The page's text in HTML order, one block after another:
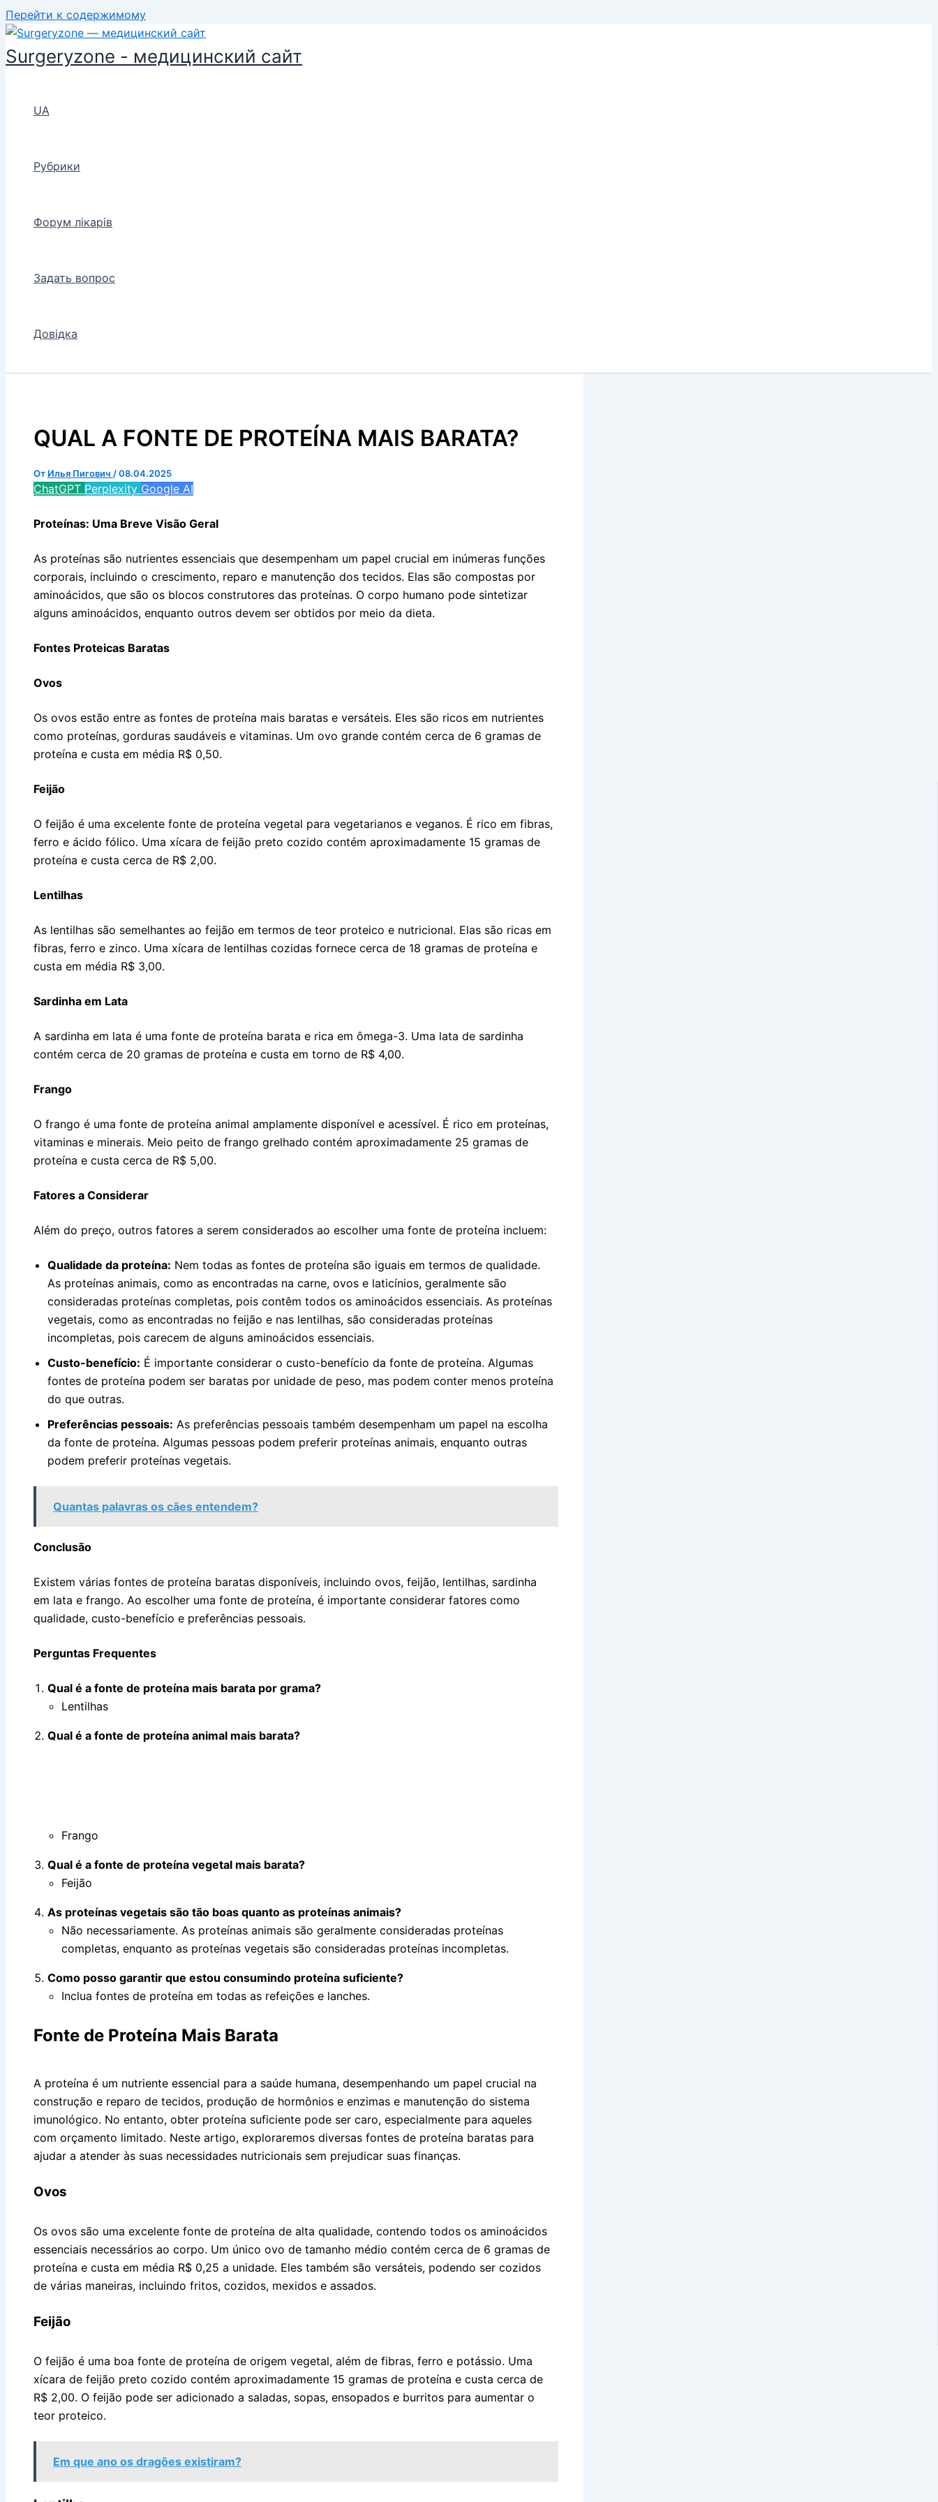
Перейти к содержимому
Surgeryzone - медицинский сайт
UA
Рубрики
Форум лікарів
Задать вопрос
Довідка
QUAL A FONTE DE PROTEÍNA MAIS BARATA?
От Илья Пигович /08.04.2025
ChatGPT Perplexity Google AI
Proteínas: Uma Breve Visão Geral
As proteínas são nutrientes essenciais que desempenham um papel crucial em inúmeras funções
corporais, incluindo o crescimento, reparo e manutenção dos tecidos. Elas são compostas por
aminoácidos, que são os blocos construtores das proteínas. O corpo humano pode sintetizar
alguns aminoácidos, enquanto outros devem ser obtidos por meio da dieta.
Fontes Proteicas Baratas
Ovos
Os ovos estão entre as fontes de proteína mais baratas e versáteis. Eles são ricos em nutrientes
como proteínas, gorduras saudáveis e vitaminas. Um ovo grande contém cerca de 6 gramas de
proteína e custa em média R$ 0,50.
Feijão
O feijão é uma excelente fonte de proteína vegetal para vegetarianos e veganos. É rico em fibras,
ferro e ácido fólico. Uma xícara de feijão preto cozido contém aproximadamente 15 gramas de
proteína e custa cerca de R$ 2,00.
Lentilhas
As lentilhas são semelhantes ao feijão em termos de teor proteico e nutricional. Elas são ricas em
fibras, ferro e zinco. Uma xícara de lentilhas cozidas fornece cerca de 18 gramas de proteína e
custa em média R$ 3,00.
Sardinha em Lata
A sardinha em lata é uma fonte de proteína barata e rica em ômega-3. Uma lata de sardinha
contém cerca de 20 gramas de proteína e custa em torno de R$ 4,00.
Frango
O frango é uma fonte de proteína animal amplamente disponível e acessível. É rico em proteínas,
vitaminas e minerais. Meio peito de frango grelhado contém aproximadamente 25 gramas de
proteína e custa cerca de R$ 5,00.
Fatores a Considerar
Além do preço, outros fatores a serem considerados ao escolher uma fonte de proteína incluem:
Qualidade da proteína: Nem todas as fontes de proteína são iguais em termos de qualidade.
As proteínas animais, como as encontradas na carne, ovos e laticínios, geralmente são
consideradas proteínas completas, pois contêm todos os aminoácidos essenciais. As proteínas
vegetais, como as encontradas no feijão e nas lentilhas, são consideradas proteínas
incompletas, pois carecem de alguns aminoácidos essenciais.
Custo-benefício: É importante considerar o custo-benefício da fonte de proteína. Algumas
fontes de proteína podem ser baratas por unidade de peso, mas podem conter menos proteína
do que outras.
Preferências pessoais: As preferências pessoais também desempenham um papel na escolha
da fonte de proteína. Algumas pessoas podem preferir proteínas animais, enquanto outras
podem preferir proteínas vegetais.
Quantas palavras os cães entendem?
Conclusão
Existem várias fontes de proteína baratas disponíveis, incluindo ovos, feijão, lentilhas, sardinha
em lata e frango. Ao escolher uma fonte de proteína, é importante considerar fatores como
qualidade, custo-benefício e preferências pessoais.
Perguntas Frequentes
Qual é a fonte de proteína mais barata por grama?
Lentilhas
Qual é a fonte de proteína animal mais barata?
Frango
Qual é a fonte de proteína vegetal mais barata?
Feijão
As proteínas vegetais são tão boas quanto as proteínas animais?
Não necessariamente. As proteínas animais são geralmente consideradas proteínas
completas, enquanto as proteínas vegetais são consideradas proteínas incompletas.
Como posso garantir que estou consumindo proteína suficiente?
Inclua fontes de proteína em todas as refeições e lanches.
Fonte de Proteína Mais Barata
A proteína é um nutriente essencial para a saúde humana, desempenhando um papel crucial na
construção e reparo de tecidos, produção de hormônios e enzimas e manutenção do sistema
imunológico. No entanto, obter proteína suficiente pode ser caro, especialmente para aqueles
com orçamento limitado. Neste artigo, exploraremos diversas fontes de proteína baratas para
ajudar a atender às suas necessidades nutricionais sem prejudicar suas finanças.
Ovos
Os ovos são uma excelente fonte de proteína de alta qualidade, contendo todos os aminoácidos
essenciais necessários ao corpo. Um único ovo de tamanho médio contém cerca de 6 gramas de
proteína e custa em média R$ 0,25 a unidade. Eles também são versáteis, podendo ser cozidos
de várias maneiras, incluindo fritos, cozidos, mexidos e assados.
Feijão
O feijão é uma boa fonte de proteína de origem vegetal, além de fibras, ferro e potássio. Uma
xícara de feijão preto cozido contém aproximadamente 15 gramas de proteína e custa cerca de
R$ 2,00. O feijão pode ser adicionado a saladas, sopas, ensopados e burritos para aumentar o
teor proteico.
Em que ano os dragões existiram?